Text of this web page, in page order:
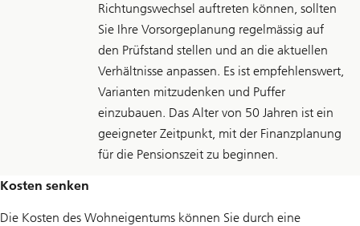
Richtungswechsel auftreten können, sollten
Sie Ihre Vorsorgeplanung regelmässig auf
den Prüfstand stellen und an die aktuellen
Verhältnisse anpassen. Es ist empfehlenswert,
Varianten mitzudenken und Puffer
einzubauen. Das Alter von 50 Jahren ist ein
geeigneter Zeitpunkt, mit der Finanzplanung
für die Pensionszeit zu beginnen.
Kosten senken
Die Kosten des Wohneigentums können Sie durch eine